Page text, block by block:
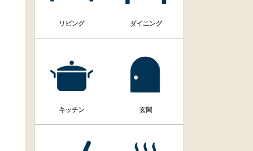
リビング ダイニング
キッチン 玄関